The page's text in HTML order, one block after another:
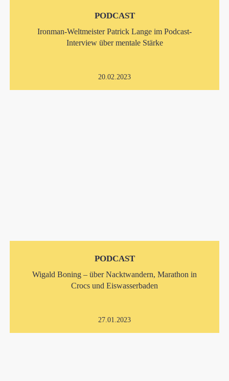
PODCAST
Ironman-Weltmeister Patrick Lange im Podcast-
Interview über mentale Stärke
20.02.2023
PODCAST
Wigald Boning – über Nacktwandern, Marathon in
Crocs und Eiswasserbaden
27.01.2023